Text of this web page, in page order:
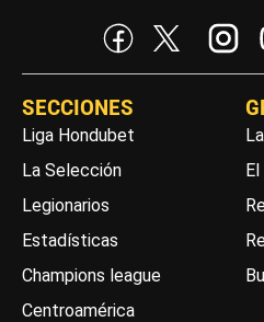
SECCIONES
Liga Hondubet
La Selección
Legionarios
Estadísticas
Champions league
Centroamérica